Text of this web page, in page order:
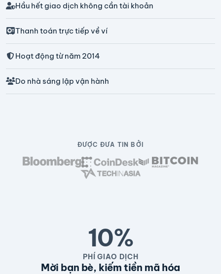
Hầu hết giao dịch không cần tài khoản
Thanh toán trực tiếp về ví
Hoạt động từ năm 2014
Do nhà sáng lập vận hành
ĐƯỢC ĐƯA TIN BỞI
10%
PHÍ GIAO DỊCH
Mời bạn bè, kiếm tiền mã hóa